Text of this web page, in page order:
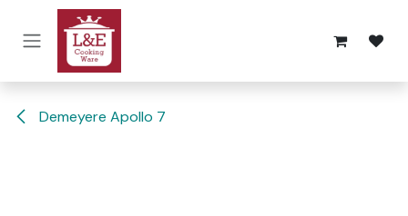
Overslaan naar inhoud
Demeyere Apollo 7